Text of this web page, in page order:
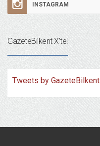
INSTAGRAM
GazeteBilkent X’te!
Tweets by GazeteBilkent